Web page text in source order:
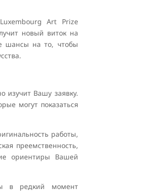
Art Prize
новый виток на
шансы на то, чтобы
изучит Вашу заявку.
могут показаться
работы,
преемственность,
ориентиры Вашей
в редкий момент